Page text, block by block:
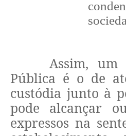
Assim, um
Pública é o de
custódia junto à
pode alcançar
expressos na